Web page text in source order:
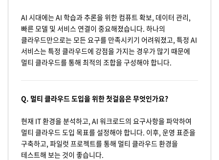
AI 시대에는 AI 학습과 추론을 위한 컴퓨트 확보, 데이터 관리,
빠른 모델 및 서비스 연결이 중요해졌습니다. 하나의
클라우드만으로는 모든 요구를 만족시키기 어려워졌고, 특정 AI
서비스는 특정 클라우드에 강점을 가지는 경우가 많기 때문에
멀티 클라우드를 통해 최적의 조합을 구성해야 합니다.
Q. 멀티 클라우드 도입을 위한 첫걸음은 무엇인가요?
현재 IT 환경을 분석하고, AI 워크로드의 요구사항을 파악하여
멀티 클라우드 도입 목표를 설정해야 합니다. 이후, 운영 표준을
구축하고, 파일럿 프로젝트를 통해 멀티 클라우드 환경을
테스트해 보는 것이 좋습니다.